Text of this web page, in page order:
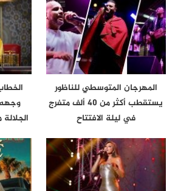
المهرجان المتوسطي للناظور
يستقطب أكثر من 40 ألف متفرج
في ليلة الافتتاح